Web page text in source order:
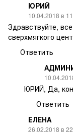
ЮРИЙ
10.04.2018 в
Здравствуйте,
сверхмягкого
Ответить
ЮРИЙ, Да,
Ответить
ЕЛЕНА
26.02.2018 в